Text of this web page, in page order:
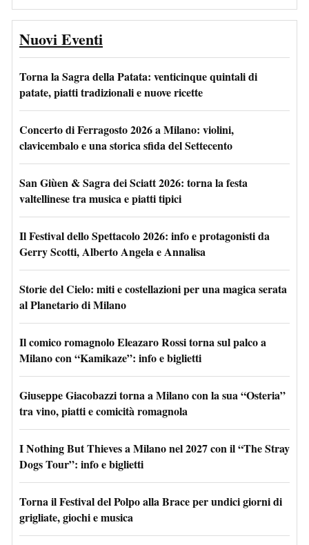
Nuovi Eventi
Torna la Sagra della Patata: venticinque quintali di
patate, piatti tradizionali e nuove ricette
Concerto di Ferragosto 2026 a Milano: violini,
clavicembalo e una storica sfida del Settecento
San Giùen & Sagra dei Sciatt 2026: torna la festa
valtellinese tra musica e piatti tipici
Il Festival dello Spettacolo 2026: info e protagonisti da
Gerry Scotti, Alberto Angela e Annalisa
Storie del Cielo: miti e costellazioni per una magica serata
al Planetario di Milano
Il comico romagnolo Eleazaro Rossi torna sul palco a
Milano con “Kamikaze”: info e biglietti
Giuseppe Giacobazzi torna a Milano con la sua “Osteria”
tra vino, piatti e comicità romagnola
I Nothing But Thieves a Milano nel 2027 con il “The Stray
Dogs Tour”: info e biglietti
Torna il Festival del Polpo alla Brace per undici giorni di
grigliate, giochi e musica